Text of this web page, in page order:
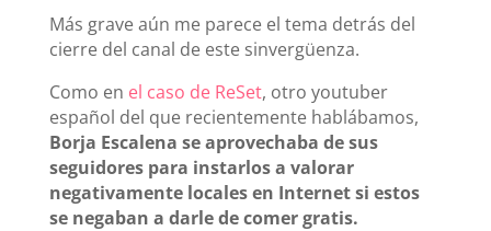
Más grave aún me parece el tema detrás del
cierre del canal de este sinvergüenza.
Como en el caso de ReSet, otro youtuber
español del que recientemente hablábamos,
Borja Escalena se aprovechaba de sus
seguidores para instarlos a valorar
negativamente locales en Internet si estos
se negaban a darle de comer gratis.